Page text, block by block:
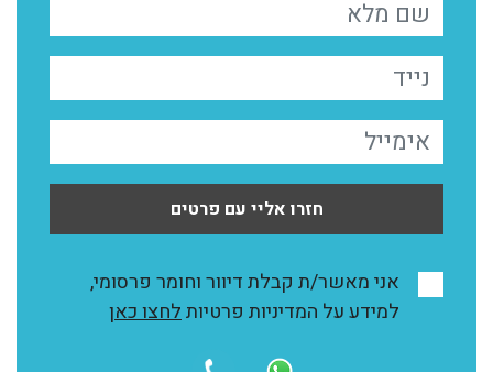
חזרו אליי עם פרטים
אני מאשר/ת קבלת דיוור וחומר פרסומי,
למידע על המדיניות פרטיותלחצו כאן